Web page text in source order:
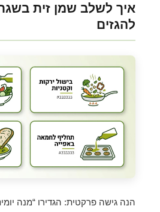
איך לשלב שמן זית
להגזים